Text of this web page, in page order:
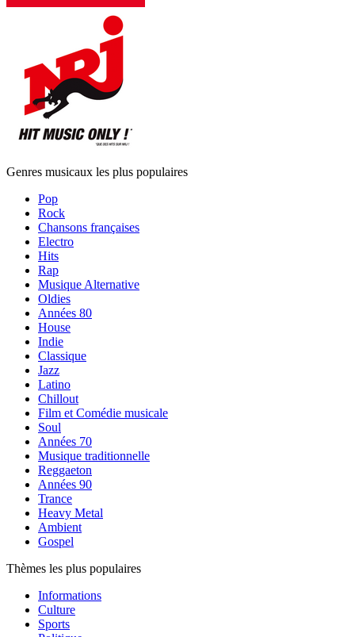
Genres musicaux les plus populaires
Pop
Rock
Chansons françaises
Electro
Hits
Rap
Musique Alternative
Oldies
Années 80
House
Indie
Classique
Jazz
Latino
Chillout
Film et Comédie musicale
Soul
Années 70
Musique traditionnelle
Reggaeton
Années 90
Trance
Heavy Metal
Ambient
Gospel
Thèmes les plus populaires
Informations
Culture
Sports